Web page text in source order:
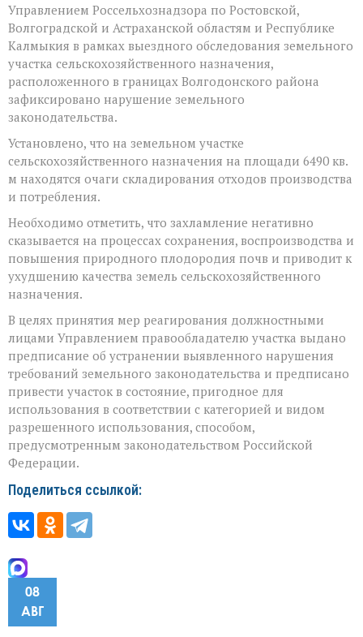
Ростовской
области
собственник
допустил
захламление
сельхозугодий
отходами
Управлением Россельхознадзора по Ростовской,
Волгоградской и Астраханской областям и Республике
Калмыкия в рамках выездного обследования земельного
участка сельскохозяйственного назначения,
расположенного в границах Волгодонского района
зафиксировано нарушение земельного
законодательства.
Установлено, что на земельном участке
сельскохозяйственного назначения на площади 6490 кв.
м находятся очаги складирования отходов производства
и потребления.
Необходимо отметить, что захламление негативно
сказывается на процессах сохранения, воспроизводства и
повышения природного плодородия почв и приводит к
ухудшению качества земель сельскохозяйственного
назначения.
В целях принятия мер реагирования должностными
лицами Управлением правообладателю участка выдано
предписание об устранении выявленного нарушения
требований земельного законодательства и предписано
привести участок в состояние, пригодное для
использования в соответствии с категорией и видом
разрешенного использования, способом,
предусмотренным законодательством Российской
Федерации.
Поделиться ссылкой:
08
АВГ